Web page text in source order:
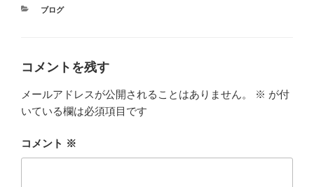
カ
ブログ
コメントを残す
メールアドレスが公開されることはありません。 ※ が付
いている欄は必須項目です
コメント ※